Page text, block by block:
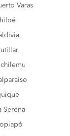
Varas
Serena